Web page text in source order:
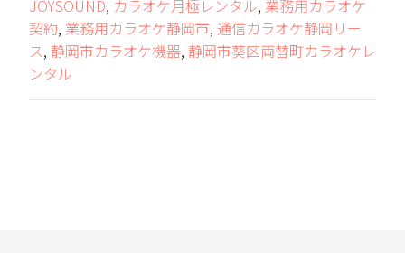
JOYSOUND, カラオケ月極レンタル, 業務用カラオケ
契約, 業務用カラオケ静岡市, 通信カラオケ静岡リー
ス, 静岡市カラオケ機器, 静岡市葵区両替町カラオケレ
ンタル